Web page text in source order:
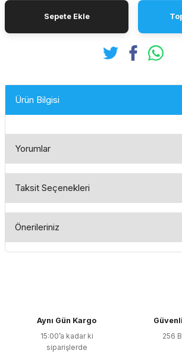
Sepete Ekle
Ürün Bilgisi
Yorumlar
Taksit Seçenekleri
Önerileriniz
Ürün resmi kalitesiz, bozuk veya
Ürün açıklamasında eksik bilgiler bulunuyor.
Ürün bilgilerinde hatalar bulunuyor.
Aynı Gün Kargo
15:00’a kadar ki
siparişlerde
256